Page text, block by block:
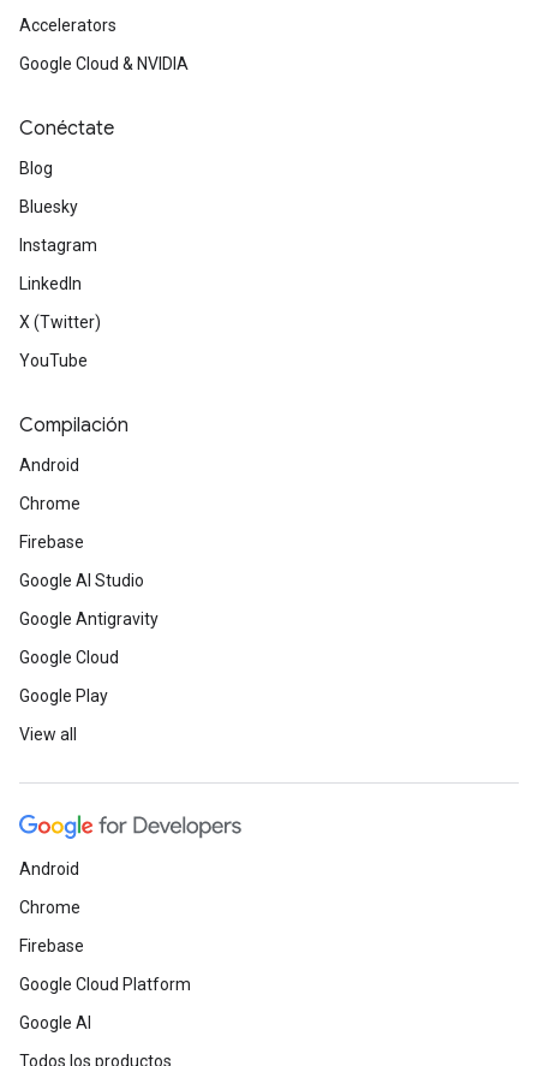
Accelerators
Google Cloud & NVIDIA
Conéctate
Blog
Bluesky
Instagram
LinkedIn
X (Twitter)
YouTube
Compilación
Android
Chrome
Firebase
Google AI Studio
Google Antigravity
Google Cloud
Google Play
View all
Android
Chrome
Firebase
Google Cloud Platform
Google AI
Todos los productos